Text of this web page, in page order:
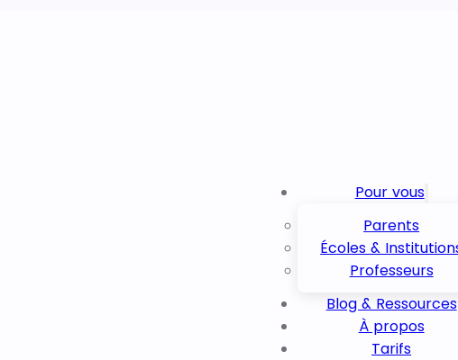
Pour vous
Parents
Écoles &
Professeurs
Blog & Ressources
À propos
Tarifs